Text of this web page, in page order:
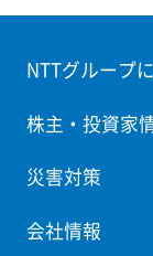
NTTグループ
株主・投資家
災害対策
会社情報